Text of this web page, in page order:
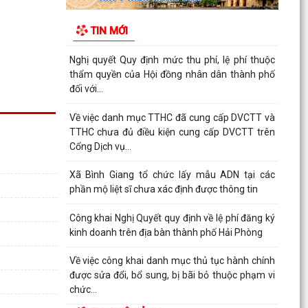
TIN MỚI
Thông báo Về việc công khai danh sách đề nghị
phong vẻ...
Nghị quyết Quy định mức thu phí, lệ phí thuộc
thẩm quyền của Hội đồng nhân dân thành phố
đối với...
Về việc danh mục TTHC đã cung cấp DVCTT và
TTHC chưa đủ điều kiện cung cấp DVCTT trên
Cổng Dịch vụ...
Xã Bình Giang tổ chức lấy mẫu ADN tại các
phần mộ liệt sĩ chưa xác định được thông tin
Công khai Nghị Quyết quy định về lệ phí đăng ký
kinh doanh trên địa bàn thành phố Hải Phòng
Về việc công khai danh mục thủ tục hành chính
được sửa đổi, bổ sung, bị bãi bỏ thuộc phạm vi
chức...